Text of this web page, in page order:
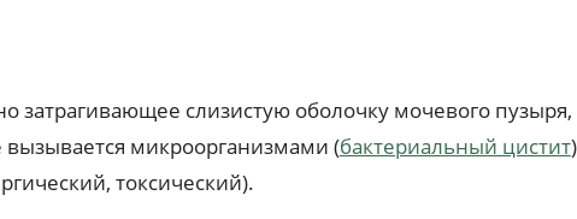
затрагивающее слизистую оболочку мочевого
микроорганизмами (бактериальный цистит
токсический).